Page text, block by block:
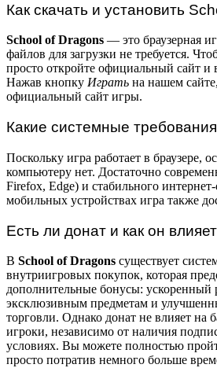
Как скачать и установить
School of Dragons — это браузерная
файлов для загрузки не требуется.
просто откройте официальный сайт и
Нажав кнопку Играть на нашем
официальный сайт игры.
Какие системные
Поскольку игра работает в браузере,
компьютеру нет. Достаточно
Firefox, Edge) и стабильного
мобильных устройствах игра также
Есть ли донат и как он
В School of Dragons существует
внутриигровых покупок, которая
дополнительные бонусы: ускоренный
эксклюзивным предметам и
торговли. Однако донат не влияет на
игроки, независимо от наличия
условиях. Вы можете полностью
просто потратив немного больше